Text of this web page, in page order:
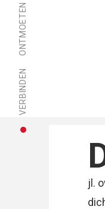
ONTMOETEN
VERBINDEN
jl.